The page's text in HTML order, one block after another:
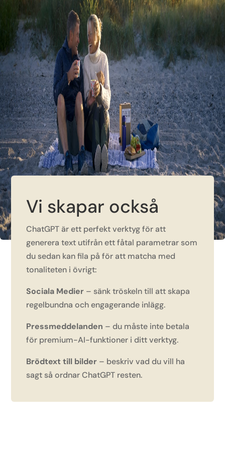
Vi skapar också
ChatGPT är ett perfekt verktyg för att
generera text utifrån ett fåtal parametrar som
du sedan kan fila på för att matcha med
tonaliteten i övrigt:
Sociala Medier – sänk tröskeln till att skapa
regelbundna och engagerande inlägg.
Pressmeddelanden – du måste inte betala
för premium-AI-funktioner i ditt verktyg.
Brödtext till bilder – beskriv vad du vill ha
sagt så ordnar ChatGPT resten.